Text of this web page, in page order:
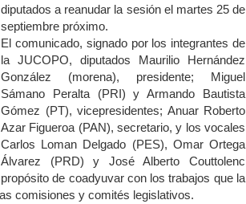
diputados a reanudar la sesión el martes 25 de
septiembre próximo.
El comunicado, signado por los integrantes de
la JUCOPO, diputados Maurilio Hernández
González (morena), presidente; Miguel
Sámano Peralta (PRI) y Armando Bautista
Gómez (PT), vicepresidentes; Anuar Roberto
Azar Figueroa (PAN), secretario, y los vocales
Carlos Loman Delgado (PES), Omar Ortega
Álvarez (PRD) y José Alberto Couttolenc
de coadyuvar con los trabajos que la
comisiones y comités legislativos.